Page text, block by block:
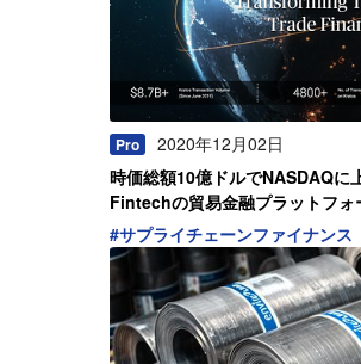
Pro
2020年12月02日
時価総額10億ドルでNASDAQに
Fintechの貿易金融プラットフ
#サプライチェーンファイナンス